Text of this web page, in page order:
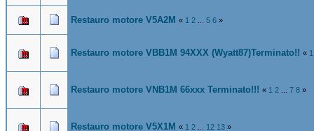
Restauro motore V5A2M « 1 2 5 6 »
Restauro motore VBB1M 94XXX (Wyatt87)Terminato!! « 1
Restauro motore VNB1M 66xxx Terminato!!! « 1 2 7 8 »
Restauro motore V5X1M « 1 2 12 13 »